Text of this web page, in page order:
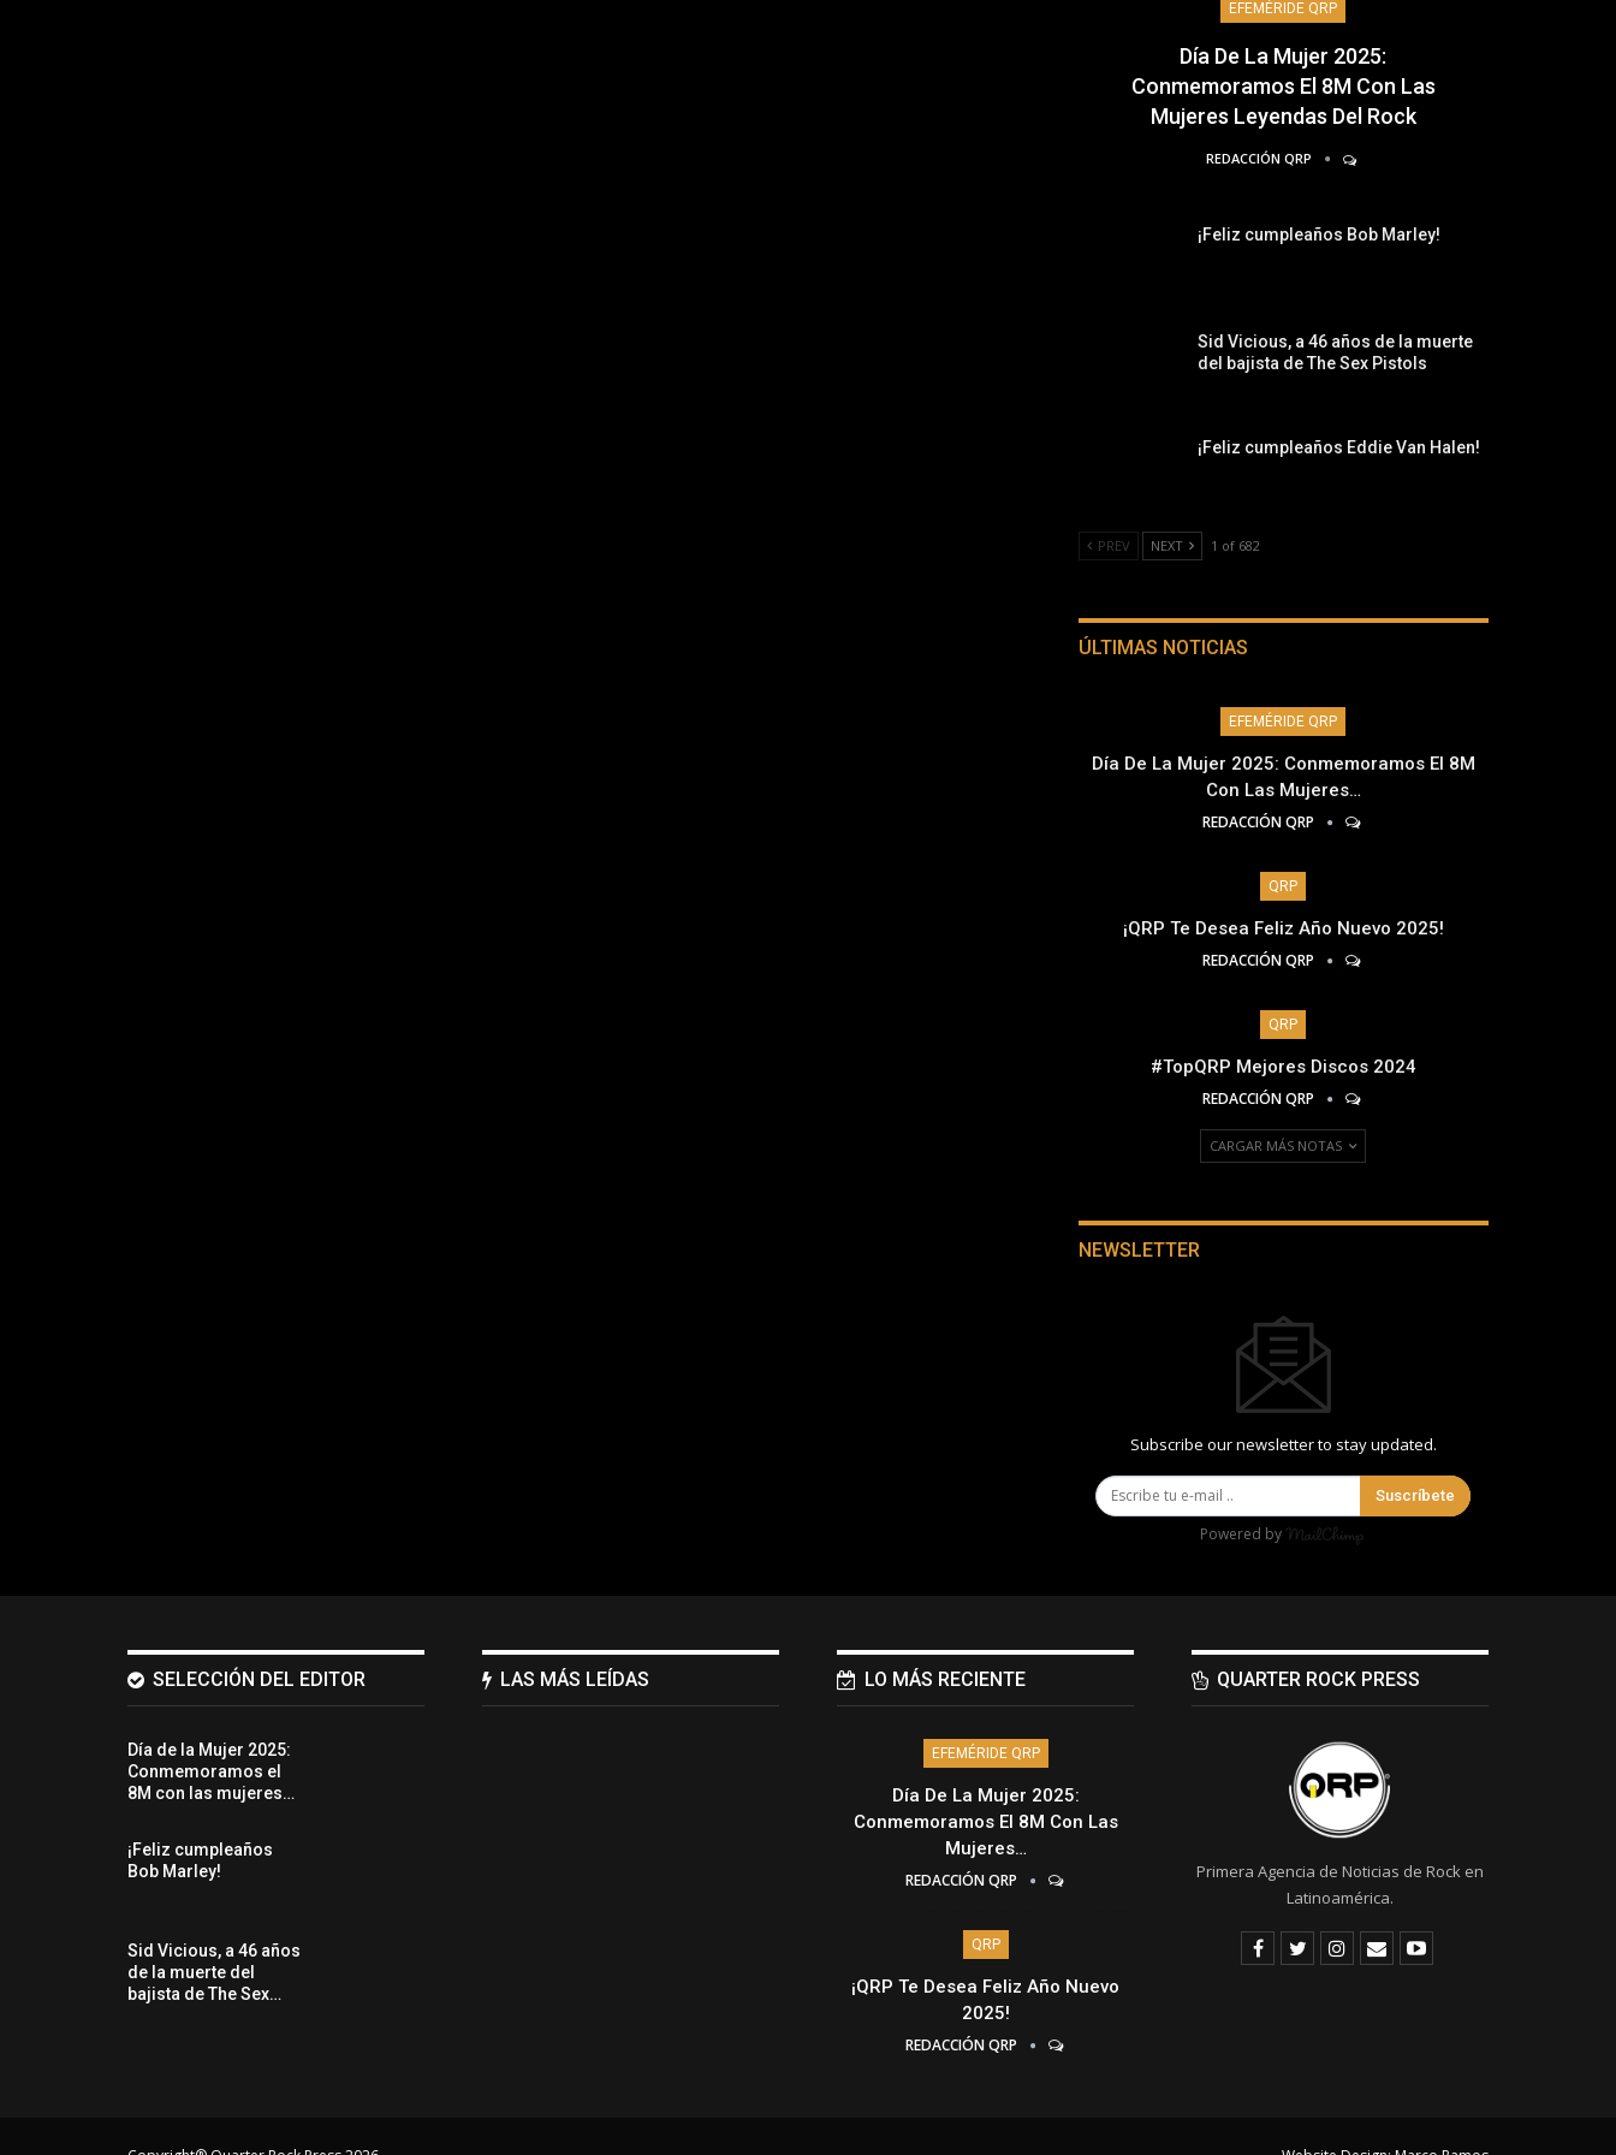
EFEMÉRIDE QRP
Día De La Mujer 2025:
Conmemoramos El 8M Con Las
Mujeres Leyendas Del Rock
REDACCIÓN QRP
¡Feliz cumpleaños Bob Marley!
Sid Vicious, a 46 años de la muerte
del bajista de The Sex Pistols
¡Feliz cumpleaños Eddie Van Halen!
PREV NEXT 1 of 682
ÚLTIMAS NOTICIAS
EFEMÉRIDE QRP
Día De La Mujer 2025: Conmemoramos El 8M
Con Las Mujeres…
REDACCIÓN QRP
QRP
¡QRP Te Desea Feliz Año Nuevo 2025!
REDACCIÓN QRP
QRP
#TopQRP Mejores Discos 2024
REDACCIÓN QRP
CARGAR MÁS NOTAS
NEWSLETTER
Subscribe our newsletter to stay updated.
Suscríbete
Powered by
SELECCIÓN DEL EDITOR
Día de la Mujer 2025:
Conmemoramos el
8M con las mujeres…
¡Feliz cumpleaños
Bob Marley!
Sid Vicious, a 46 años
de la muerte del
bajista de The Sex…
LAS MÁS LEÍDAS LO MÁS RECIENTE
EFEMÉRIDE QRP
Día De La Mujer 2025:
Conmemoramos El 8M Con Las
Mujeres…
REDACCIÓN QRP
QRP
¡QRP Te Desea Feliz Año Nuevo
2025!
REDACCIÓN QRP
QUARTER ROCK PRESS
Primera Agencia de Noticias de Rock en
Latinoamérica.